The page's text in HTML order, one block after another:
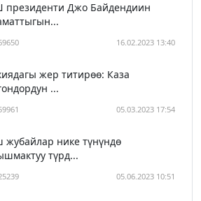
Джо Байдендиин
16.02.2023 13:40
жер титирөө: Каза
...
05.03.2023 17:54
нике түнүндө
түрд...
05.06.2023 10:51